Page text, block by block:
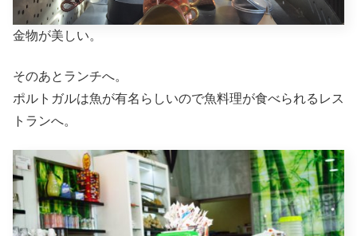
金物が美しい。
そのあとランチへ。
ポルトガルは魚が有名らしいので魚料理が食べられるレス
トランへ。